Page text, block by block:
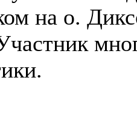
на о.